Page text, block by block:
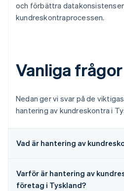
och förbättra
kundreskontraprocessen.
Vanliga frågor
Nedan ger vi svar på de
hantering av kundreskontra i
Vad är hantering av
Varför är hantering av
företag i Tyskland?